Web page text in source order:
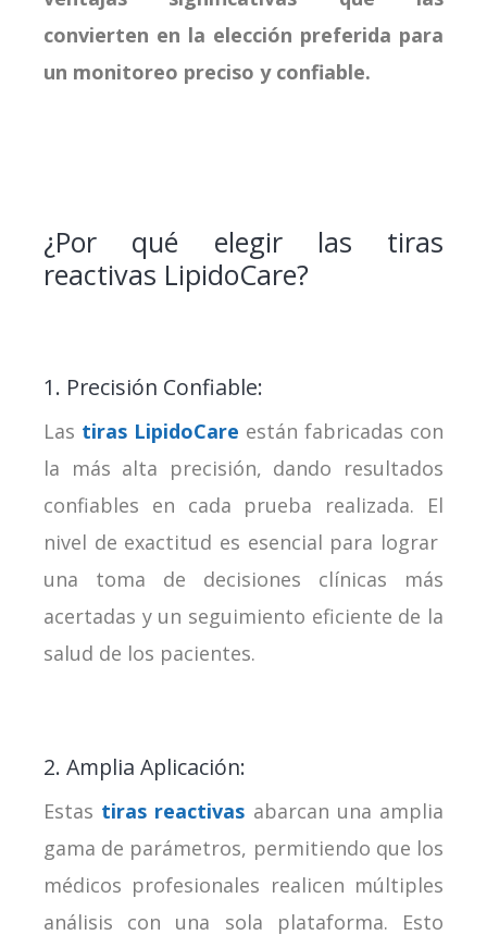
convierten en la elección preferida para
un monitoreo preciso y confiable.
¿Por qué elegir las tiras
reactivas LipidoCare?
1. Precisión Confiable:
Las tiras LipidoCare están fabricadas con
la más alta precisión, dando resultados
confiables en cada prueba realizada. El
nivel de exactitud es esencial para lograr
una toma de decisiones clínicas más
acertadas y un seguimiento eficiente de la
salud de los pacientes.
2. Amplia Aplicación:
Estas tiras reactivas abarcan una amplia
gama de parámetros, permitiendo que los
médicos profesionales realicen múltiples
análisis con una sola plataforma. Esto